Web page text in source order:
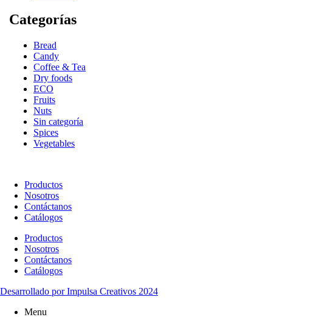
Categorías
Bread
Candy
Coffee & Tea
Dry foods
ECO
Fruits
Nuts
Sin categoría
Spices
Vegetables
Productos
Nosotros
Contáctanos
Catálogos
Productos
Nosotros
Contáctanos
Catálogos
Desarrollado por Impulsa Creativos 2024
Menu